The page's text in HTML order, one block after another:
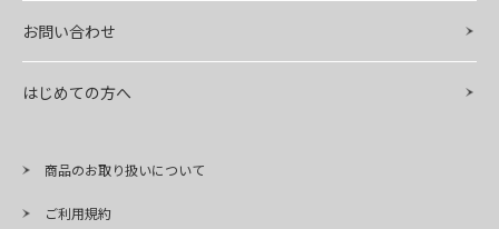
お問い合わせ
はじめての方へ
商品のお取り扱いについて
ご利用規約